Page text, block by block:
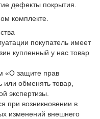
дефекты покрытия.
комплекте.
покупатель имеет
купленный у нас товар
«О защите прав
или обменять товар,
экспертизы.
при возникновении в
изменений внешнего